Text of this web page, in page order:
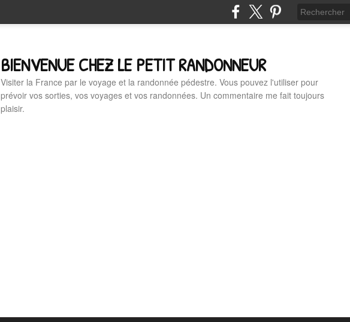
BIENVENUE CHEZ LE PETIT RANDONNEUR
Visiter la France par le voyage et la randonnée pédestre. Vous pouvez l'utiliser pour
prévoir vos sorties, vos voyages et vos randonnées. Un commentaire me fait toujours
plaisir.